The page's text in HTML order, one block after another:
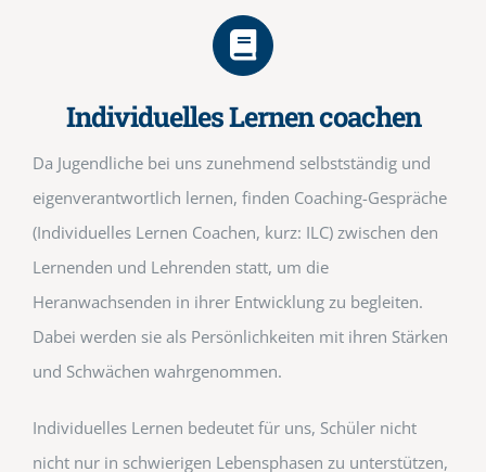
Individuelles Lernen coachen
Da Jugendliche bei uns zunehmend selbstständig und
eigenverantwortlich lernen, finden Coaching-Gespräche
(Individuelles Lernen Coachen, kurz: ILC) zwischen den
Lernenden und Lehrenden statt, um die
Heranwachsenden in ihrer Entwicklung zu begleiten.
Dabei werden sie als Persönlichkeiten mit ihren Stärken
und Schwächen wahrgenommen.
Individuelles Lernen bedeutet für uns, Schüler nicht
nicht nur in schwierigen Lebensphasen zu unterstützen,